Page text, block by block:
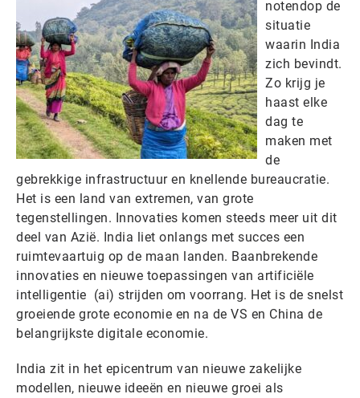
notendop de
situatie
waarin India
zich bevindt.
Zo krijg je
haast elke
dag te
maken met
de
gebrekkige infrastructuur en knellende bureaucratie.
Het is een land van extremen, van grote
tegenstellingen. Innovaties komen steeds meer uit dit
deel van Azië. India liet onlangs met succes een
ruimtevaartuig op de maan landen. Baanbrekende
innovaties en nieuwe toepassingen van artificiële
intelligentie (ai) strijden om voorrang. Het is de snelst
groeiende grote economie en na de VS en China de
belangrijkste digitale economie.
India zit in het epicentrum van nieuwe zakelijke
modellen, nieuwe ideeën en nieuwe groei als